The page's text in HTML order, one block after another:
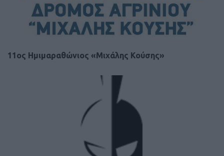
11ος Ημιμαραθώνιος «Μιχάλης Κούσης»